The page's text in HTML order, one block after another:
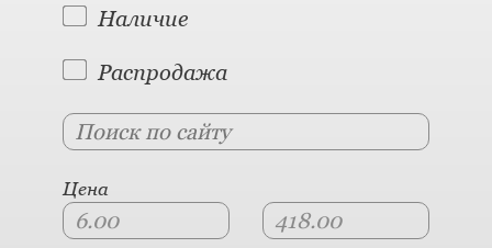
Наличие
Распродажа
Цена